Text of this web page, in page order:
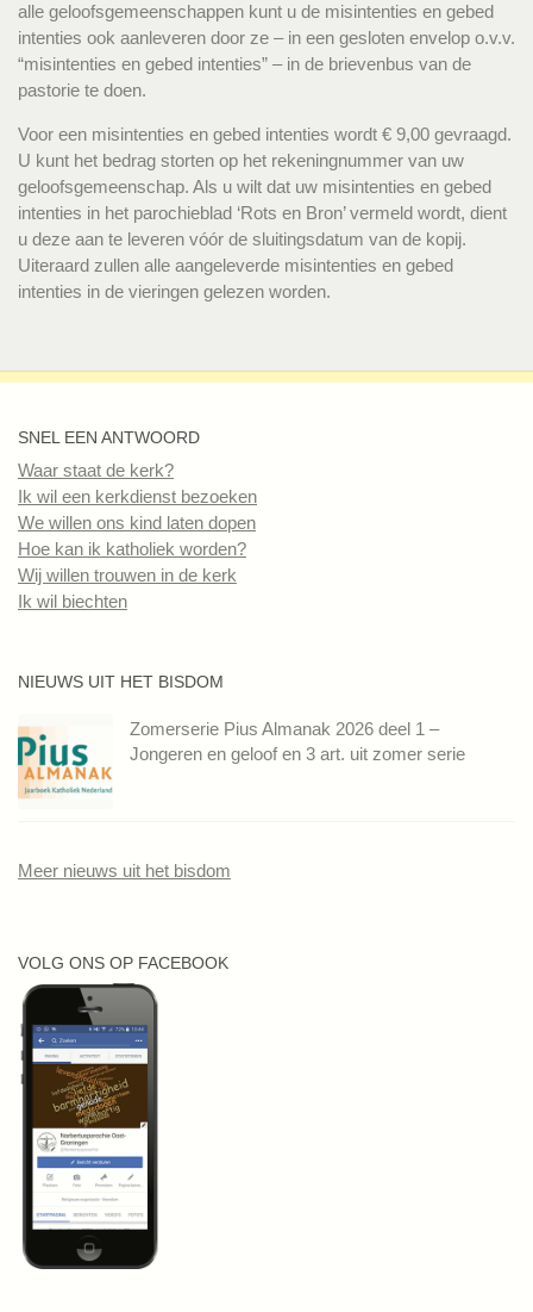
alle geloofsgemeenschappen kunt u de misintenties en gebed
intenties ook aanleveren door ze – in een gesloten envelop o.v.v.
“misintenties en gebed intenties” – in de brievenbus van de
pastorie te doen.
Voor een misintenties en gebed intenties wordt € 9,00 gevraagd.
U kunt het bedrag storten op het rekeningnummer van uw
geloofsgemeenschap. Als u wilt dat uw misintenties en gebed
intenties in het parochieblad ‘Rots en Bron’ vermeld wordt, dient
u deze aan te leveren vóór de sluitingsdatum van de kopij.
Uiteraard zullen alle aangeleverde misintenties en gebed
intenties in de vieringen gelezen worden.
SNEL EEN ANTWOORD
Waar staat de kerk?
Ik wil een kerkdienst bezoeken
We willen ons kind laten dopen
Hoe kan ik katholiek worden?
Wij willen trouwen in de kerk
Ik wil biechten
NIEUWS UIT HET BISDOM
Zomerserie Pius Almanak 2026 deel 1 –
Jongeren en geloof en 3 art. uit zomer serie
Meer nieuws uit het bisdom
VOLG ONS OP FACEBOOK